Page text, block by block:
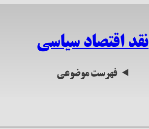
نقد اقتصاد سیاسی
فهرست موضوعی